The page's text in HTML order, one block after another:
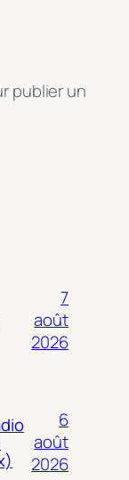
publier un
7
août
2026
6
août
2026